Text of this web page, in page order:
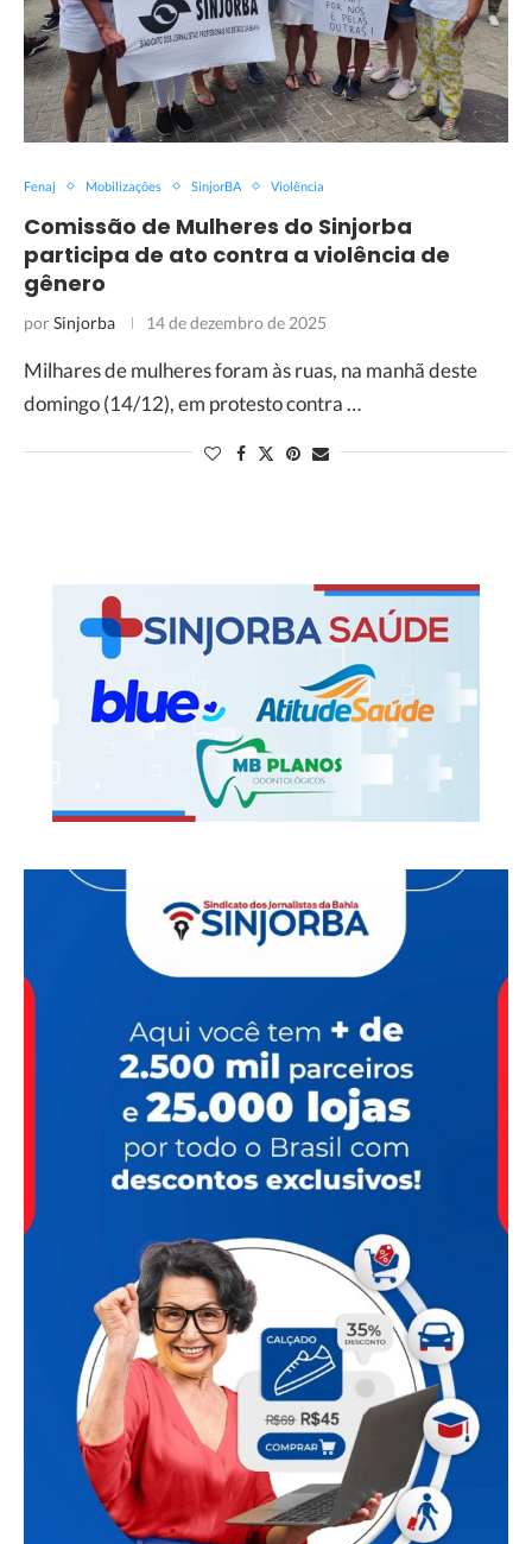
Fenaj Mobilizações SinjorBA Violência
Comissão de Mulheres do Sinjorba
participa de ato contra a violência de
gênero
porSinjorba 14 de dezembro de 2025
Milhares de mulheres foram às ruas, na manhã deste
domingo (14/12), em protesto contra …